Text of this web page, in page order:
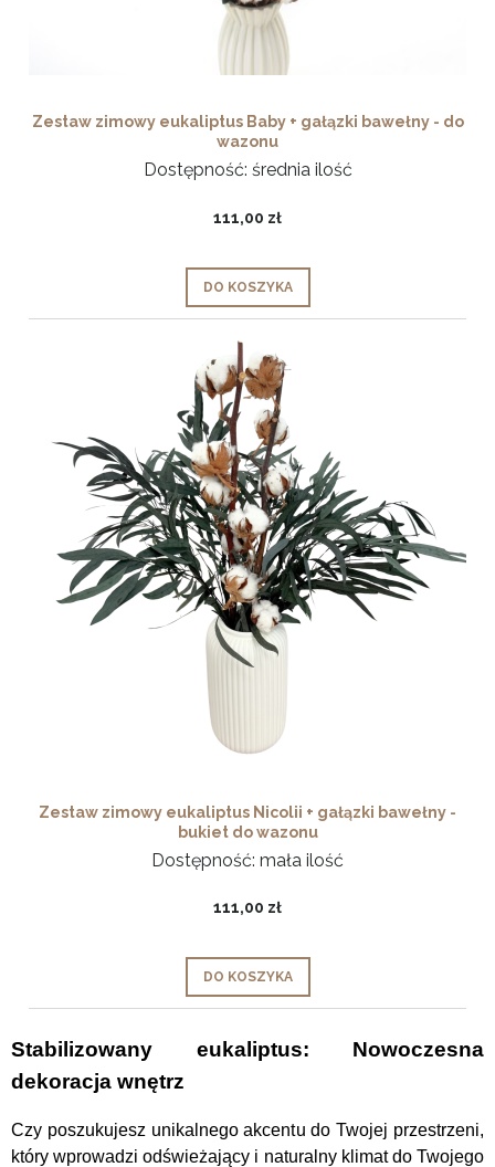
Zestaw zimowy eukaliptus Baby + gałązki bawełny - do
wazonu
Dostępność: średnia ilość
111,00 zł
DO KOSZYKA
Zestaw zimowy eukaliptus Nicolii + gałązki bawełny -
bukiet do wazonu
Dostępność: mała ilość
111,00 zł
DO KOSZYKA
Stabilizowany eukaliptus: Nowoczesna
dekoracja wnętrz
Czy poszukujesz unikalnego akcentu do Twojej przestrzeni,
który wprowadzi odświeżający i naturalny klimat do Twojego